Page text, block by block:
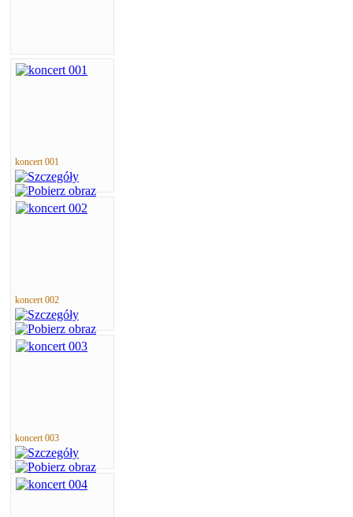
koncert 001
koncert 002
koncert 003